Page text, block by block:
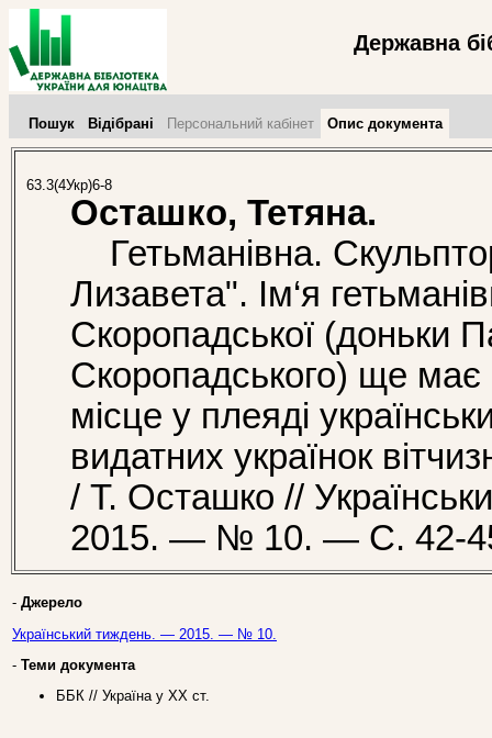
Державна
Пошук Відібрані Персональний кабінет Опис документа
63.3(4Укр)6-8
Осташко, Тетяна.
Гетьманівна.
Лизавета". Ім‘я
Скоропадської (доньки
Скоропадського) ще має
місце у плеяді
видатних українок
/ Т. Осташко //
2015. — № 10. — С. 42-
- Джерело
Український тиждень. — 2015. — № 10.
- Теми документа
ББК // Україна у ХХ ст.